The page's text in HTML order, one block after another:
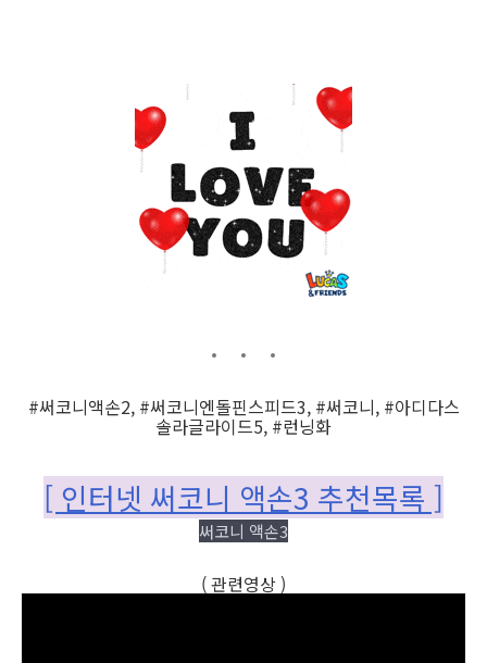
#써코니액손2, #써코니엔돌핀스피드3, #써코니, #아디다스
솔라글라이드5, #런닝화
[ 인터넷 써코니 액손3 추천목록 ]
써코니 액손3
( 관련영상 )